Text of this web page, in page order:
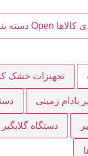
Open دسته بندی کالاها
تجهیزات خشک
بادام زمینی
دستگاه